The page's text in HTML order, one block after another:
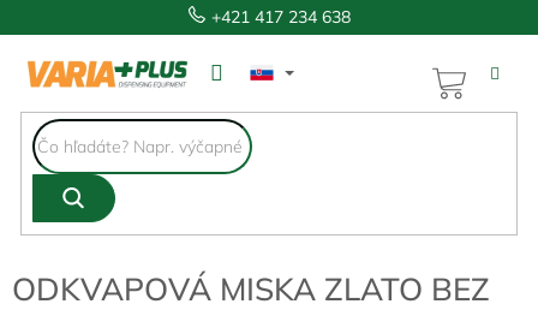
na
obsah
+421 417 234 638
KOŠÍK
ODKVAPOVÁ MISKA ZLATO BEZ